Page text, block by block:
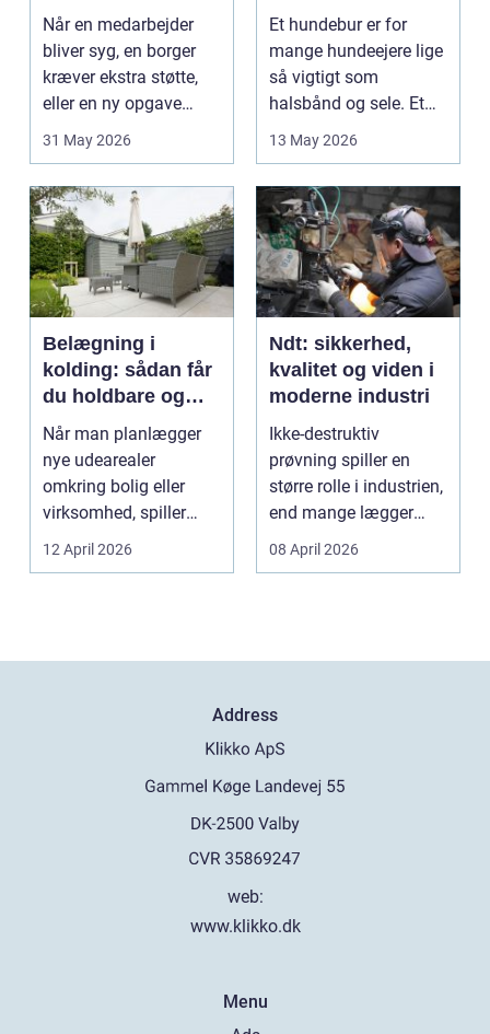
sundhed
Når en medarbejder
bliver syg, en borger
kræver ekstra støtte,
eller en ny opgave
opstår fra dag til...
31 May 2026
hverdag med hund
Et hundebur er for
mange hundeejere lige
så vigtigt som
halsbånd og sele. Et
godt bur gi...
13 May 2026
Belægning i
kolding: sådan får
du holdbare og
flotte udearealer
Når man planlægger
nye udearealer
omkring bolig eller
virksomhed, spiller
belægningen en helt
12 April 2026
Ndt: sikkerhed,
kvalitet og viden i
moderne industri
Ikke-destruktiv
prøvning spiller en
større rolle i industrien,
end mange lægger
mærke til i hverdage...
08 April 2026
Address
web:
www.klikko.dk
Menu